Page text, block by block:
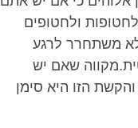
ולחטופים
משתחרר לרגע
שאם יש
הזו היא סימן